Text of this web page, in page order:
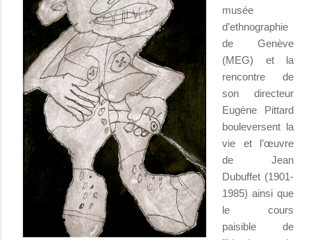
musée
d’ethnographie
de Genève
(MEG) et la
rencontre de
son directeur
Eugène Pittard
bouleversent la
vie et l’œuvre
de Jean
Dubuffet (1901-
1985) ainsi que
le cours
paisible de